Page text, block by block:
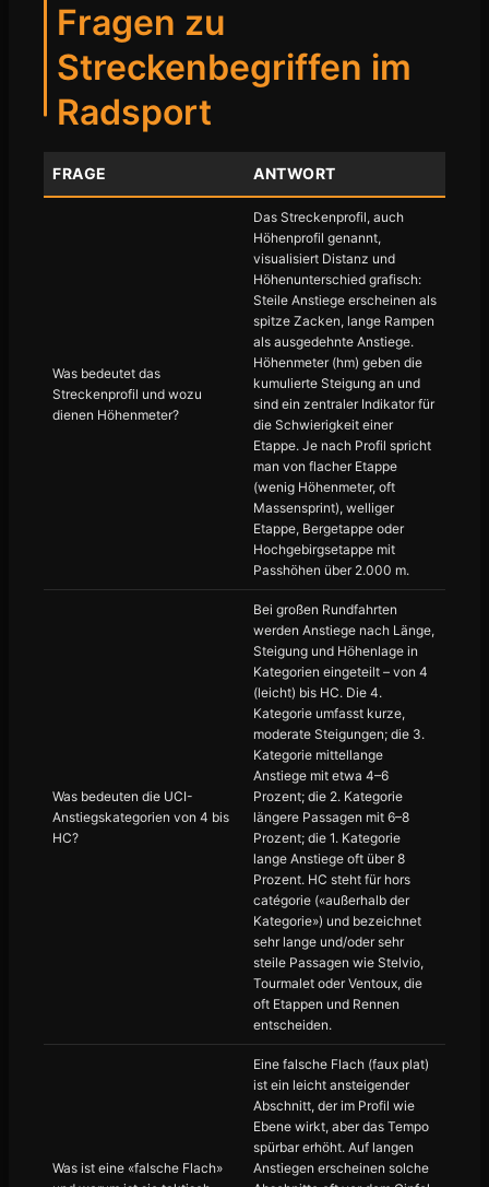
Fragen zu
Streckenbegriffen im
Radsport
FRAGE ANTWORT
Was bedeutet das
Streckenprofil und wozu
dienen Höhenmeter?
Das Streckenprofil, auch
Höhenprofil genannt,
visualisiert Distanz und
Höhenunterschied grafisch:
Steile Anstiege erscheinen als
spitze Zacken, lange Rampen
als ausgedehnte Anstiege.
Höhenmeter (hm) geben die
kumulierte Steigung an und
sind ein zentraler Indikator für
die Schwierigkeit einer
Etappe. Je nach Profil spricht
man von flacher Etappe
(wenig Höhenmeter, oft
Massensprint), welliger
Etappe, Bergetappe oder
Hochgebirgsetappe mit
Passhöhen über 2.000 m.
Was bedeuten die UCI-
Anstiegskategorien von 4 bis
HC?
Bei großen Rundfahrten
werden Anstiege nach Länge,
Steigung und Höhenlage in
Kategorien eingeteilt – von 4
(leicht) bis HC. Die 4.
Kategorie umfasst kurze,
moderate Steigungen; die 3.
Kategorie mittellange
Anstiege mit etwa 4–6
Prozent; die 2. Kategorie
längere Passagen mit 6–8
Prozent; die 1. Kategorie
lange Anstiege oft über 8
Prozent. HC steht für hors
catégorie («außerhalb der
Kategorie») und bezeichnet
sehr lange und/oder sehr
steile Passagen wie Stelvio,
Tourmalet oder Ventoux, die
oft Etappen und Rennen
entscheiden.
Was ist eine «falsche Flach»
Eine falsche Flach (faux plat)
ist ein leicht ansteigender
Abschnitt, der im Profil wie
Ebene wirkt, aber das Tempo
spürbar erhöht. Auf langen
Anstiegen erscheinen solche